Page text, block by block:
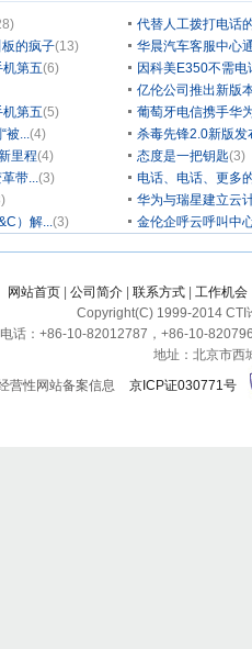
代替人工拨打电话
的疯子(13)
华晨汽车客服中心
第五(6)
因科美E350不需
亿伦公司推出新版
第五(5)
葡萄牙电信携手华
被...(4)
杀毒先锋2.0新版发
里程(4) 态度是一把钥匙(3)
带...(3)
电话、电话、更多
华为与瑞星建立云
）解...(3) 金伦企呼云呼叫中
网站首页 公司简介 联系方式 工作机会
Copyright(C) 1999-2014 CTI
电话：+86-10-82012787，+86-10-
地址：北京市西
营性网站备案信息
京ICP证030771号